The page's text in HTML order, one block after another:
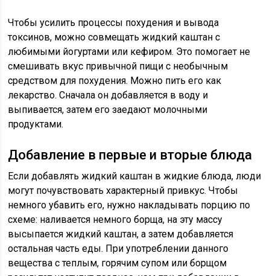
Чтобы усилить процессы похудения и вывода
токсинов, можно совмещать жидкий каштан с
любимыми йогуртами или кефиром. Это помогает не
смешивать вкус привычной пищи с необычным
средством для похудения. Можно пить его как
лекарство. Сначала он добавляется в воду и
выпивается, затем его заедают молочными
продуктами.
Добавление в первые и вторые блюда
Если добавлять жидкий каштан в жидкие блюда, люди
могут почувствовать характерный привкус. Чтобы
немного убавить его, нужно накладывать порцию по
схеме: наливается немного борща, на эту массу
высыпается жидкий каштан, а затем добавляется
остальная часть еды. При употреблении данного
вещества с теплым, горячим супом или борщом